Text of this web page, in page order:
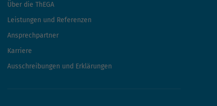
Über die ThEGA
Leistungen und Referenzen
Ansprechpartner
Karriere
Ausschreibungen und Erklärungen